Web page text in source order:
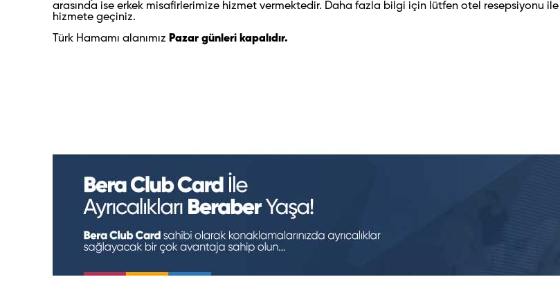
arasında ise erkek misafirlerimize hizmet vermektedir. Daha fazla bilgi için lütfen otel resepsiyonu ile
hizmete geçiniz.
Türk Hamamı alanımız Pazar günleri kapalıdır.